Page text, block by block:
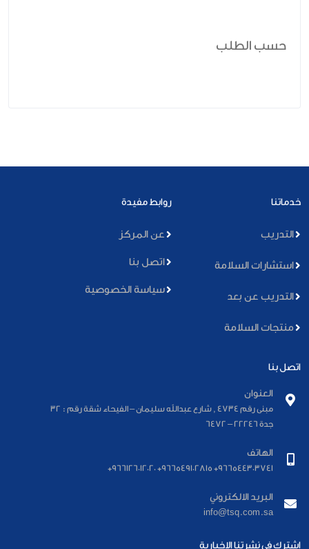
حسب الطلب
خدماتنا
التدريب
استشارات السلامة
التدريب عن بعد
منتجات السلامة
روابط مفيدة
عن المركز
اتصل بنا
سياسة الخصوصية
اتصل بنا
العنوان
مبنى رقم 4734 , شارع عبدالله سليمان – الفيحاء شقة رقم : 32
جدة 22246 – 6472
الهاتف
966544303741+ 966549102815+ 966126012020+
البريد الالكتروني
info@tsq.com.sa
اشترك في نشرتنا الإخبارية